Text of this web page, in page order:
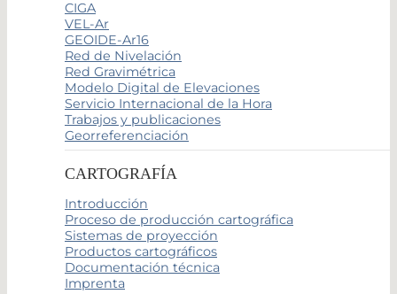
CIGA
VEL-Ar
GEOIDE-Ar16
Red de Nivelación
Red Gravimétrica
Modelo Digital de Elevaciones
Servicio Internacional de la Hora
Trabajos y publicaciones
Georreferenciación
CARTOGRAFÍA
Introducción
Proceso de producción cartográfica
Sistemas de proyección
Productos cartográficos
Documentación técnica
Imprenta